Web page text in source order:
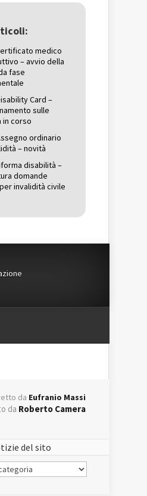
una
nuova
medico
– avvio della
fase
Card –
sulle
in corso
ordinario
– novità
disabilità –
domande
invalidità civile
da Eufranio Massi
da Roberto Camera
del sito